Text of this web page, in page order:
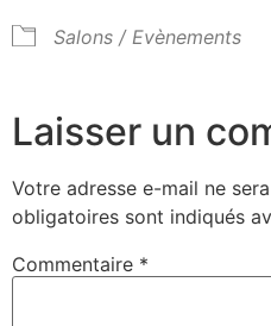
Salons / Evènements
Laisser un
Votre adresse e-mail ne
obligatoires sont indiqués
Commentaire *